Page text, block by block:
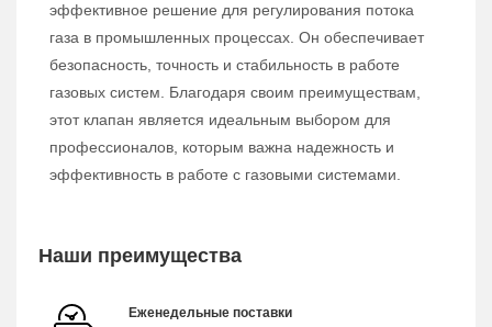
эффективное решение для регулирования потока
газа в промышленных процессах. Он обеспечивает
безопасность, точность и стабильность в работе
газовых систем. Благодаря своим преимуществам,
этот клапан является идеальным выбором для
профессионалов, которым важна надежность и
эффективность в работе с газовыми системами.
Наши преимущества
Еженедельные поставки